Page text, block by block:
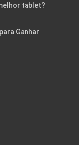
tablet?
Ganhar